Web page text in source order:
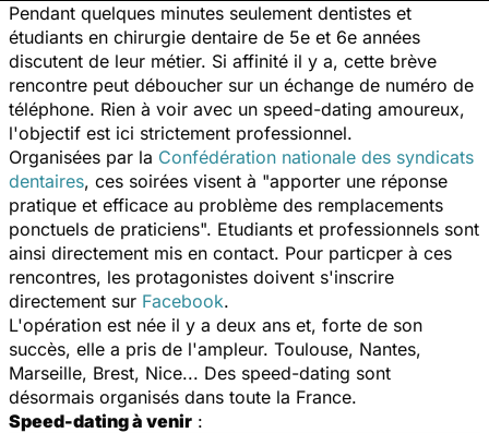
Pendant quelques minutes seulement dentistes et
étudiants en chirurgie dentaire de 5e et 6e années
discutent de leur métier. Si affinité il y a, cette brève
rencontre peut déboucher sur un échange de numéro de
téléphone. Rien à voir avec un speed-dating amoureux,
l'objectif est ici strictement professionnel.
Organisées par la Confédération nationale des syndicats
dentaires, ces soirées visent à "apporter une réponse
pratique et efficace au problème des remplacements
ponctuels de praticiens". Etudiants et professionnels sont
ainsi directement mis en contact. Pour particper à ces
rencontres, les protagonistes doivent s'inscrire
directement sur Facebook.
L'opération est née il y a deux ans et, forte de son
succès, elle a pris de l'ampleur. Toulouse, Nantes,
Marseille, Brest, Nice... Des speed-dating sont
désormais organisés dans toute la France.
Speed-dating à venir :